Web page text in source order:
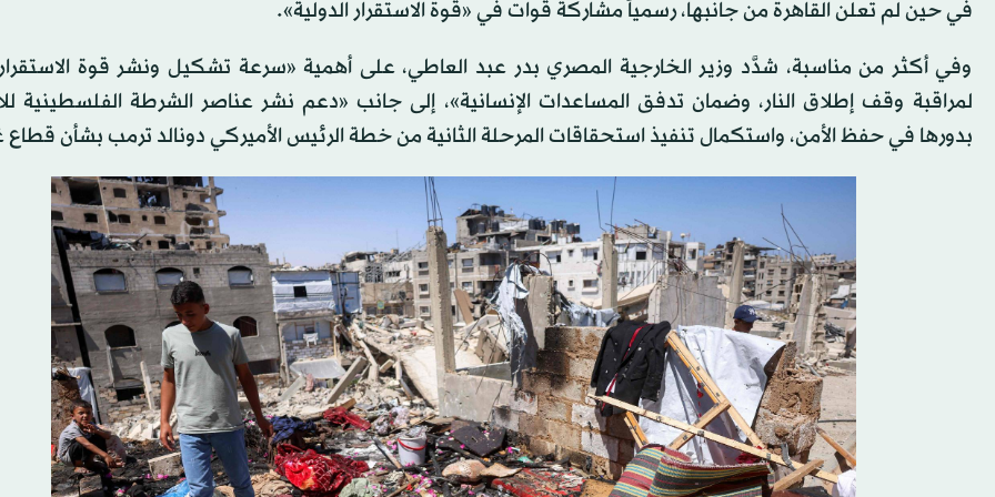
في حين لم تعلن القاهرة من جانبها، رسمياً مشاركة قوات في «قوة الاستقرار الدولية».
وفي أكثر من مناسبة، شدَّد وزير الخارجية المصري بدر عبد العاطي، على أهمية «سرعة تشكيل ونشر قوة الاستقرار
لمراقبة وقف إطلاق النار، وضمان تدفق المساعدات الإنسانية»، إلى جانب «دعم نشر عناصر الشرطة الفلسطينية
بدورها في حفظ الأمن، واستكمال تنفيذ استحقاقات المرحلة الثانية من خطة الرئيس الأميركي دونالد ترمب بشأن قطاع